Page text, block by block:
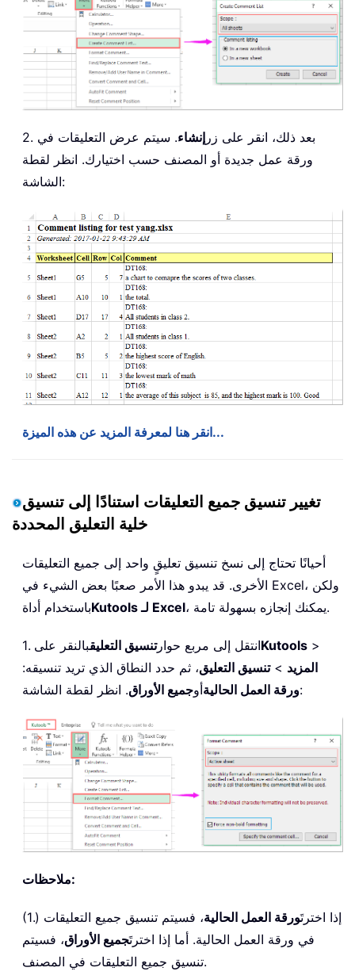
2. بعد ذلك، انقر على زر إنشاء. سيتم عرض التعليقات في
ورقة عمل جديدة أو المصنف حسب اختيارك. انظر لقطة
الشاشة:
انقر هنا لمعرفة المزيد عن هذه الميزة...
تغيير تنسيق جميع التعليقات استنادًا إلى تنسيق
خلية التعليق المحددة
أحيانًا تحتاج إلى نسخ تنسيق تعليقٍ واحد إلى جميع التعليقات
الأخرى. قد يبدو هذا الأمر صعبًا بعض الشيء في Excel، ولكن
باستخدام أداة
Kutools لـ Excel ، يمكنك إنجازه بسهولة تامة.
1. انتقل إلى مربع حوارتنسيق التعليقبالنقر على Kutools >
المزيد >تنسيق التعليق، ثم حدد النطاق الذي تريد تنسيقه:
ورقة العمل الحاليةأوجميع الأوراق . انظر لقطة الشاشة:
ملاحظات:
(1.) إذا اخترتَورقة العمل الحالية، فسيتم تنسيق جميع التعليقات
في ورقة العمل الحالية. أما إذا اخترتَجميع الأوراق، فسيتم
تنسيق جميع التعليقات في المصنف.